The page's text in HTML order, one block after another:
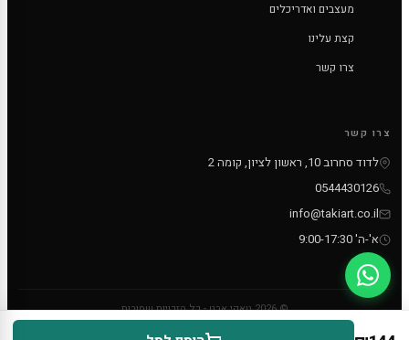
מעצבים ואדריכלים
קצת עלינו
צרו קשר
צרו קשר
לדוד סחרוב 10, ראשון לציון, קומה 2
0544430126
info@takiart.co.il
א'-ה' 9:00-17:30
© 2026 טאקי ארט - כל הזכויות שמורות